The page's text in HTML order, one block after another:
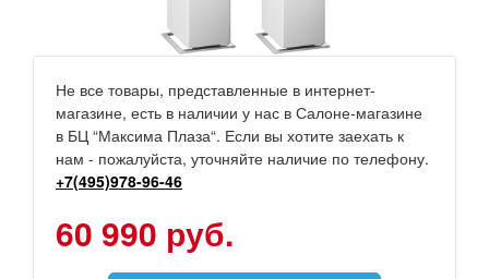
Не все товары, представленные в интернет-
магазине, есть в наличии у нас в Салоне-магазине
в БЦ “Максима Плаза“. Если вы хотите заехать к
нам - пожалуйста, уточняйте наличие по телефону.
+7(495)978-96-46
60 990 руб.